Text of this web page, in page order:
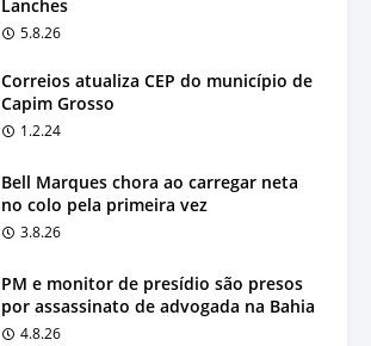
Lanches
5.8.26
Correios atualiza CEP do município de
Capim Grosso
1.2.24
Bell Marques chora ao carregar neta
no colo pela primeira vez
3.8.26
PM e monitor de presídio são presos
por assassinato de advogada na Bahia
4.8.26